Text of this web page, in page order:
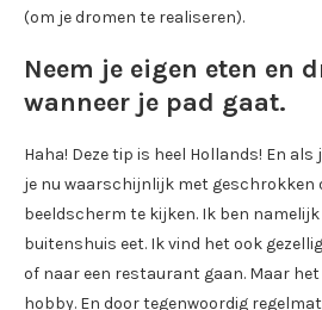
(om je dromen te realiseren).
Neem je eigen eten en
wanneer je pad gaat.
Haha! Deze tip is heel Hollands! En
je nu waarschijnlijk met geschrokken
beeldscherm te kijken. Ik ben namelijk
buitenshuis eet. Ik vind het ook
of naar een restaurant gaan. Maar het
hobby. En door tegenwoordig